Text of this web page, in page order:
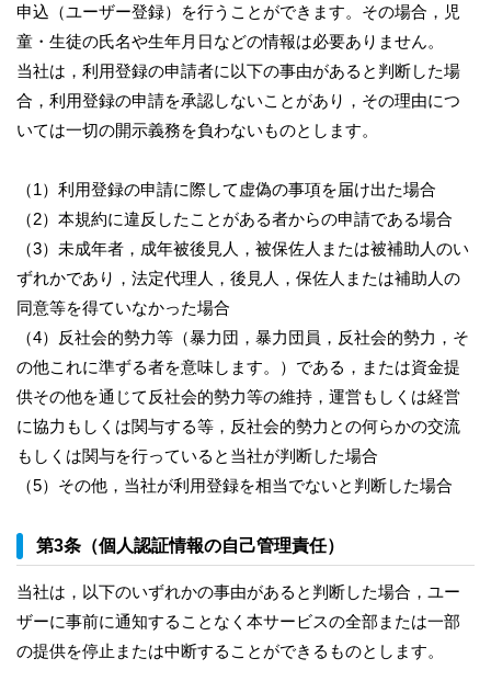
申込（ユーザー登録）を行うことができます。その場合，児
童・生徒の氏名や生年月日などの情報は必要ありません。
当社は，利用登録の申請者に以下の事由があると判断した場
合，利用登録の申請を承認しないことがあり，その理由につ
いては一切の開示義務を負わないものとします。
（1）利用登録の申請に際して虚偽の事項を届け出た場合
（2）本規約に違反したことがある者からの申請である場合
（3）未成年者，成年被後見人，被保佐人または被補助人のい
ずれかであり，法定代理人，後見人，保佐人または補助人の
同意等を得ていなかった場合
（4）反社会的勢力等（暴力団，暴力団員，反社会的勢力，そ
の他これに準ずる者を意味します。）である，または資金提
供その他を通じて反社会的勢力等の維持，運営もしくは経営
に協力もしくは関与する等，反社会的勢力との何らかの交流
もしくは関与を行っていると当社が判断した場合
（5）その他，当社が利用登録を相当でないと判断した場合
第3条（個人認証情報の自己管理責任）
当社は，以下のいずれかの事由があると判断した場合，ユー
ザーに事前に通知することなく本サービスの全部または一部
の提供を停止または中断することができるものとします。